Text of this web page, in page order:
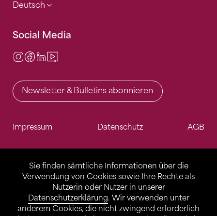
Sie finden sämtliche Informationen über die
Verwendung von Cookies sowie Ihre Rechte als
Nutzerin oder Nutzer in unserer
Datenschutzerklärung. Wir verwenden unter
anderem Cookies, die nicht zwingend erforderlich
Deutsch
Social Media
Instagram
Facebook
LinkedIn
Newsletter & Bulletins abonnieren
Impressum Datenschutz AGB